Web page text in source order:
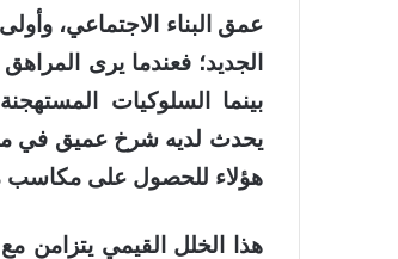
عمق البناء الاجتماعي،
الجديد؛ فعندما يرى
بينما السلوكيات
يحدث لديه شرخ عميق في
هؤلاء للحصول على مكاسب
هذا الخلل القيمي يتزامن